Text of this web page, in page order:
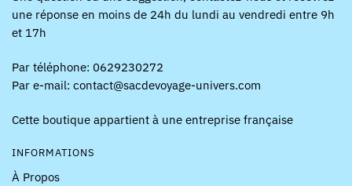
une réponse en moins de 24h du lundi au vendredi entre 9h
et 17h
Par téléphone: 0629230272
Par e-mail: contact@sacdevoyage-univers.com
Cette boutique appartient à une entreprise française
INFORMATIONS
À Propos